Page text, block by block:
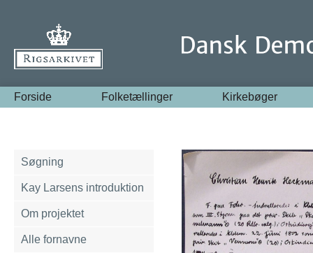
Forside Folketællinger Kirkebøger
Søgning
Kay Larsens introduktion
Om projektet
Alle fornavne